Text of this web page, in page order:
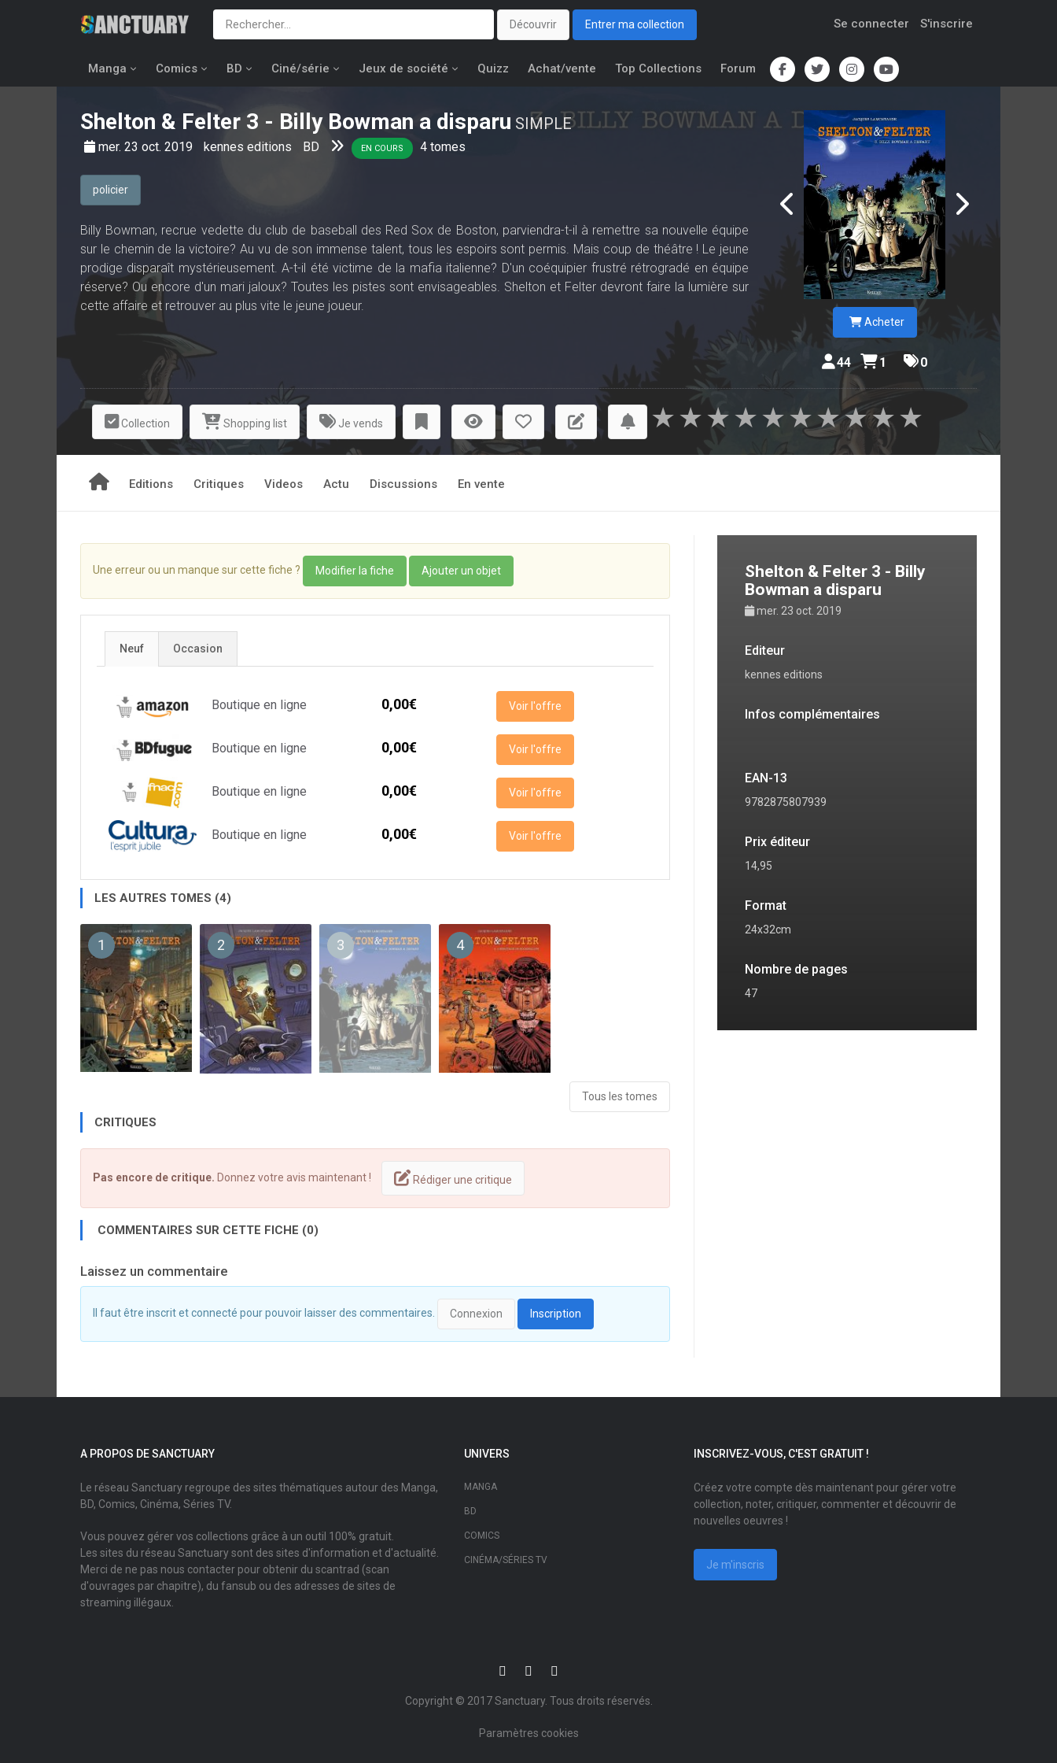
Découvrir Entrer ma collection Se connecter S'inscrire
Manga Comics BD Ciné/série Jeux de société Quizz Achat/vente Top Collections Forum
Shelton & Felter 3 - Billy Bowman a disparu SIMPLE
mer. 23 oct. 2019 kennes editions BD EN COURS 4 tomes
policier
Billy Bowman, recrue vedette du club de baseball des Red Sox de Boston, parviendra-t-il à remettre sa nouvelle équipe
sur le chemin de la victoire? Au vu de son immense talent, tous les espoirs sont permis. Mais coup de théâtre ! Le jeune
prodige disparaît mystérieusement. A-t-il été victime de la mafia italienne? D'un coéquipier frustré rétrogradé en équipe
réserve? Ou encore d'un mari jaloux? Toutes les pistes sont envisageables. Shelton et Felter devront faire la lumière sur
cette affaire et retrouver au plus vite le jeune joueur.
Acheter
44 1 0
Collection Shopping list Je vends ★
★
★
★
★
★
★
★
★
★
Editions Critiques Videos Actu Discussions En vente
Une erreur ou un manque sur cette fiche ? Modifier la fiche Ajouter un objet
Neuf Occasion
Boutique en ligne 0,00€ Voir l'offre
Boutique en ligne 0,00€ Voir l'offre
Boutique en ligne 0,00€ Voir l'offre
Boutique en ligne 0,00€ Voir l'offre
LES AUTRES TOMES (4)
1 2 3 4
Tous les tomes
CRITIQUES
Pas encore de critique. Donnez votre avis maintenant ! Rédiger une critique
COMMENTAIRES SUR CETTE FICHE (0)
Laissez un commentaire
Il faut être inscrit et connecté pour pouvoir laisser des commentaires. Connexion Inscription
Shelton & Felter 3 - Billy
Bowman a disparu
mer. 23 oct. 2019
Editeur
kennes editions
Infos complémentaires
EAN-13
9782875807939
Prix éditeur
14,95
Format
24x32cm
Nombre de pages
47
A PROPOS DE SANCTUARY
Le réseau Sanctuary regroupe des sites thématiques autour des Manga,
BD, Comics, Cinéma, Séries TV.
Vous pouvez gérer vos collections grâce à un outil 100% gratuit.
Les sites du réseau Sanctuary sont des sites d'information et d'actualité.
Merci de ne pas nous contacter pour obtenir du scantrad (scan
d'ouvrages par chapitre), du fansub ou des adresses de sites de
streaming illégaux.
UNIVERS
MANGA
BD
COMICS
CINÉMA/SÉRIES TV
INSCRIVEZ-VOUS, C'EST GRATUIT !
Créez votre compte dès maintenant pour gérer votre
collection, noter, critiquer, commenter et découvrir de
nouvelles oeuvres !
Je m'inscris
Copyright © 2017Sanctuary. Tous droits réservés.
Paramètres cookies